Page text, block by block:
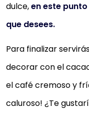
dulce,en este
que desees.
Para finalizar
decorar con el
el café cremoso y
caluroso! ¿Te